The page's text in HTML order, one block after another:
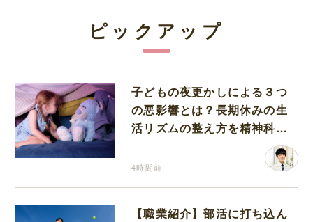
ピックアップ
子どもの夜更かしによる３つ
の悪影響とは？長期休みの生
活リズムの整え方を精神科医
4時間前
【職業紹介】部活に打ち込ん